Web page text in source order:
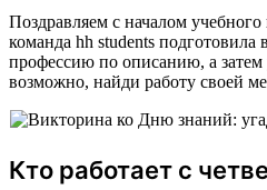
Поздравляем с началом
команда hh students подготовила
профессию по описанию, а
возможно, найди работу своей
Кто работает с